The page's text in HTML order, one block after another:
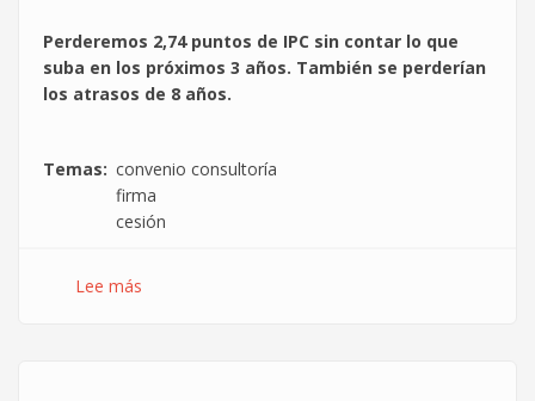
Perderemos 2,74 puntos de IPC sin contar lo que
suba en los próximos 3 años. También se perderían
los atrasos de 8 años.
Temas
convenio consultoría
firma
cesión
Lee más